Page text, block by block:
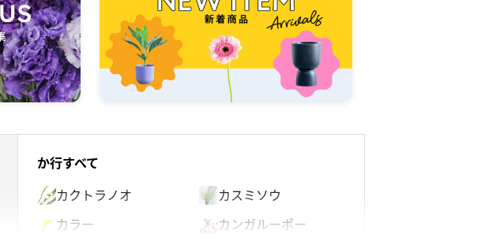
か行すべて
カクトラノオ
カスミソウ
カラー
カンガルーポー